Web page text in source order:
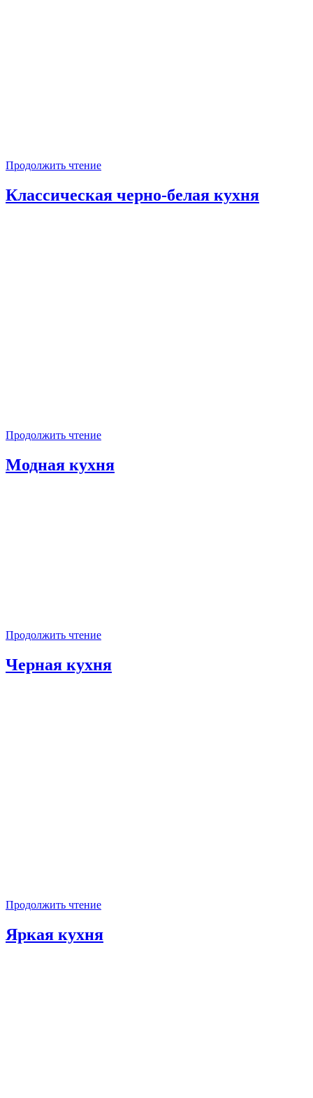
Продолжить чтение
Классическая черно-белая кухня
Продолжить чтение
Модная кухня
Продолжить чтение
Черная кухня
Продолжить чтение
Яркая кухня